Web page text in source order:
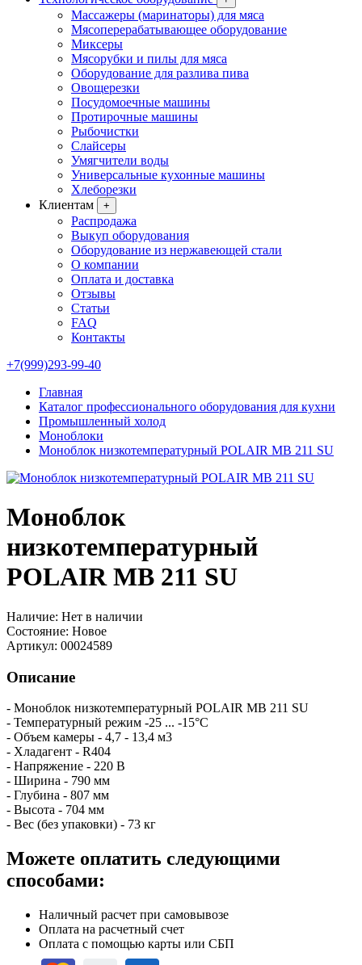
Массажеры (маринаторы) для мяса
Мясоперерабатывающее оборудование
Миксеры
Мясорубки и пилы для мяса
Оборудование для разлива пива
Овощерезки
Посудомоечные машины
Протирочные машины
Рыбочистки
Слайсеры
Умягчители воды
Универсальные кухонные машины
Хлеборезки
Клиентам
+
Распродажа
Выкуп оборудования
Оборудование из нержавеющей стали
О компании
Оплата и доставка
Отзывы
Статьи
FAQ
Контакты
+7(999)293-99-40
Главная
Каталог профессионального оборудования для кухни
Промышленный холод
Моноблоки
Моноблок низкотемпературный POLAIR МВ 211 SU
Моноблок
низкотемпературный
POLAIR МВ 211 SU
Наличие: Нет в наличии
Состояние: Новое
Артикул: 00024589
Описание
- Моноблок низкотемпературный POLAIR МВ 211 SU
- Температурный режим -25 ... -15°С
- Объем камеры - 4,7 - 13,4 м3
- Хладагент - R404
- Напряжение - 220 В
- Ширина - 790 мм
- Глубина - 807 мм
- Высота - 704 мм
- Вес (без упаковки) - 73 кг
Можете оплатить следующими
способами:
Наличный расчет при самовывозе
Оплата на расчетный счет
Оплата с помощью карты или СБП